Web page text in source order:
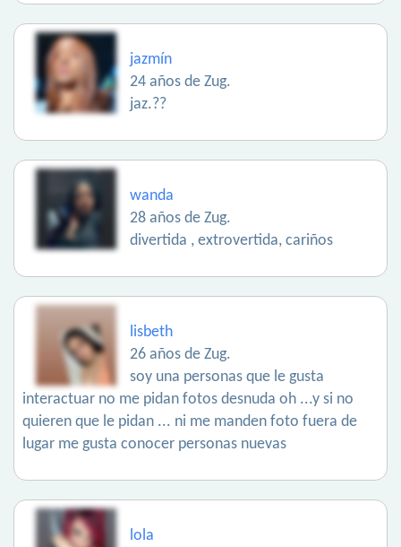
jazmín
24 años de Zug.
jaz.??
wanda
28 años de Zug.
divertida , extrovertida, cariños
lisbeth
26 años de Zug.
soy una personas que le gusta
interactuar no me pidan fotos desnuda oh ...y si no
quieren que le pidan ... ni me manden foto fuera de
lugar me gusta conocer personas nuevas
lola